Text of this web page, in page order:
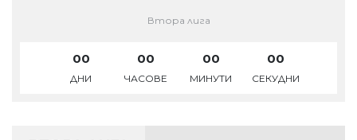
Втора лига
00
ДНИ
00
ЧАСОВЕ
00
МИНУТИ
00
СЕКУДНИ